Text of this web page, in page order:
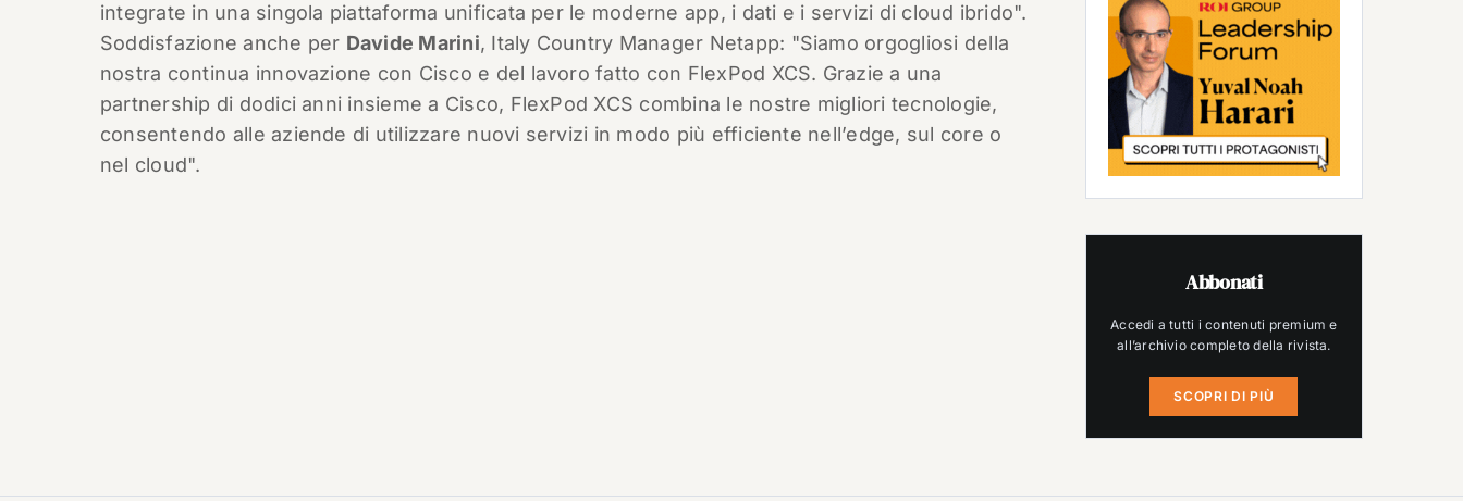
integrate in una singola piattaforma unificata per le moderne app, i dati e i servizi di cloud ibrido".
Soddisfazione anche per Davide Marini, Italy Country Manager Netapp: "Siamo orgogliosi della
nostra continua innovazione con Cisco e del lavoro fatto con FlexPod XCS. Grazie a una
partnership di dodici anni insieme a Cisco, FlexPod XCS combina le nostre migliori tecnologie,
consentendo alle aziende di utilizzare nuovi servizi in modo più efficiente nell’edge, sul core o
nel cloud".
Abbonati
Accedi a tutti i contenuti premium e
all’archivio completo della rivista.
SCOPRI DI PIÙ